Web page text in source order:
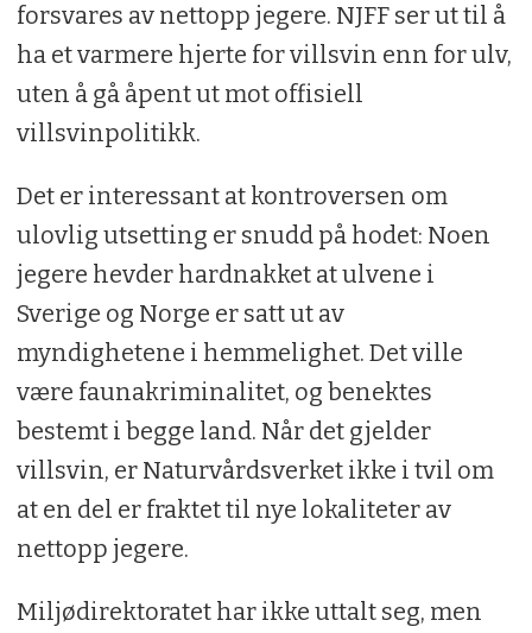
forsvares av nettopp jegere. NJFF ser ut til å
ha et varmere hjerte for villsvin enn for ulv,
uten å gå åpent ut mot offisiell
villsvinpolitikk.
Det er interessant at kontroversen om
ulovlig utsetting er snudd på hodet: Noen
jegere hevder hardnakket at ulvene i
Sverige og Norge er satt ut av
myndighetene i hemmelighet. Det ville
være faunakriminalitet, og benektes
bestemt i begge land. Når det gjelder
villsvin, er Naturvårdsverket ikke i tvil om
at en del er fraktet til nye lokaliteter av
nettopp jegere.
Miljødirektoratet har ikke uttalt seg, men